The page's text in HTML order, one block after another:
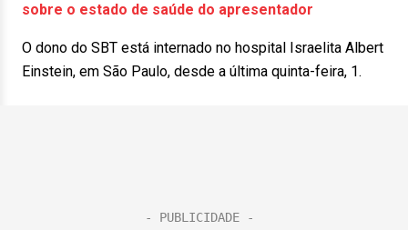
sobre o estado de saúde do apresentador
O dono do SBT está internado no hospital Israelita Albert
Einstein, em São Paulo, desde a última quinta-feira, 1.